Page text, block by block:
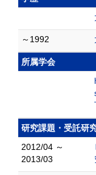
～1992
所属学会
研究課題・受託研
2012/04 ～
2013/03